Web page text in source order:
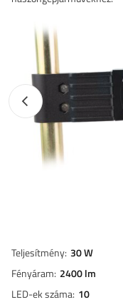
Előző fotó
Teljesítmény 30 W
Fényáram 2400 lm
LED-ek száma 10